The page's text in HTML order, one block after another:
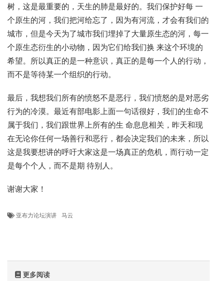
树，这是最重要的，天生的肺是最好的。我们保护好每 一
个原生的河，我们把河给忘了，因为有河流，才会有我们的
城市，但是今天为了城市我们埋掉了大量原生态的河，每一
个原生态衍生的小动物，因为它们给我们换 来这个环境的
希望。所以真正的是一种意识，真正的是每一个人的行动，
而不是等待某一个组织的行动。
最后，我想我们所有的愤怒不是恶行，我们愤怒的是对恶劣
行为的冷漠。最近有部电影上面一句话很好，我们的生命不
属于我们，我们跟世界上所有的生 命息息相关，昨天和现
在无论你任何一场善行和恶行，都会决定我们的未来，所以
这是我要想讲的呼吁大家这是一场真正的危机，而行动一定
是每个个人，而不是期 待别人。
谢谢大家！
亚布力论坛演讲 马云
更多阅读